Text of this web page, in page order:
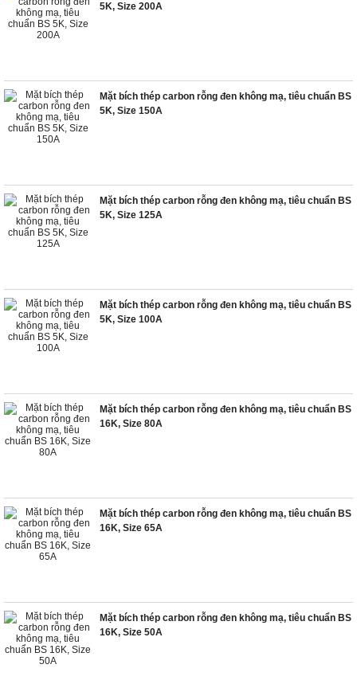
5K, Size 200A
Mặt bích thép carbon rỗng đen không mạ, tiêu chuẩn BS
5K, Size 150A
Mặt bích thép carbon rỗng đen không mạ, tiêu chuẩn BS
5K, Size 125A
Mặt bích thép carbon rỗng đen không mạ, tiêu chuẩn BS
5K, Size 100A
Mặt bích thép carbon rỗng đen không mạ, tiêu chuẩn BS
16K, Size 80A
Mặt bích thép carbon rỗng đen không mạ, tiêu chuẩn BS
16K, Size 65A
Mặt bích thép carbon rỗng đen không mạ, tiêu chuẩn BS
16K, Size 50A